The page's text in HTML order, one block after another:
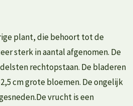
plant, die behoort tot de
sterk in aantal afgenomen. De
rechtopstaan. De bladeren
cm grote bloemen. De ongelijk
vrucht is een